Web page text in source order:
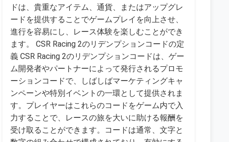
ドは、貴重なアイテム、通貨、またはアップグレ
ードを提供することでゲームプレイを向上させ、
進行を容易にし、レース体験を楽しむことができ
ます。 CSR Racing 2のリデンプションコードの定
義 CSR Racing 2のリデンプションコードは、ゲー
ム開発者やパートナーによって発行されるプロモ
ーションコードで、しばしばマーケティングキャ
ンペーンや特別イベントの一環として提供されま
す。プレイヤーはこれらのコードをゲーム内で入
力することで、レースの旅を大いに助ける報酬を
受け取ることができます。コードは通常、文字と